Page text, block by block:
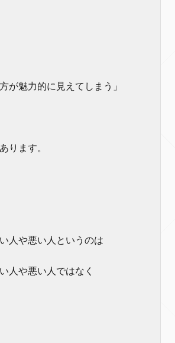
が魅力的に見えてしまう」
ります。
人や悪い人というのは
人や悪い人ではなく